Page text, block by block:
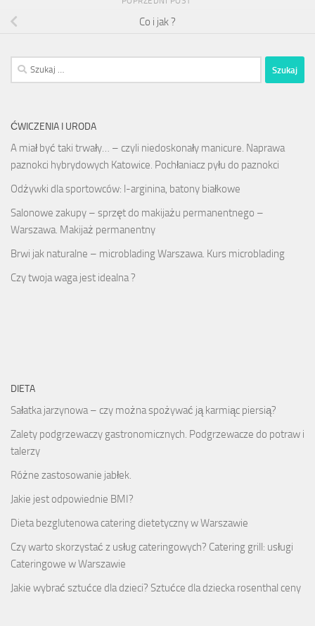
Co i jak ?
Szukaj:
ĆWICZENIA I URODA
A miał być taki trwały… – czyli niedoskonały manicure. Naprawa
paznokci hybrydowych Katowice. Pochłaniacz pyłu do paznokci
Odżywki dla sportowców: l-arginina, batony białkowe
Salonowe zakupy – sprzęt do makijażu permanentnego –
Warszawa. Makijaż permanentny
Brwi jak naturalne – microblading Warszawa. Kurs microblading
Czy twoja waga jest idealna ?
DIETA
Sałatka jarzynowa – czy można spożywać ją karmiąc piersią?
Zalety podgrzewaczy gastronomicznych. Podgrzewacze do potraw i
talerzy
Różne zastosowanie jabłek.
Jakie jest odpowiednie BMI?
Dieta bezglutenowa catering dietetyczny w Warszawie
Czy warto skorzystać z usług cateringowych? Catering grill: usługi
Cateringowe w Warszawie
Jakie wybrać sztućce dla dzieci? Sztućce dla dziecka rosenthal ceny